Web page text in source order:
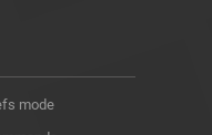
mode